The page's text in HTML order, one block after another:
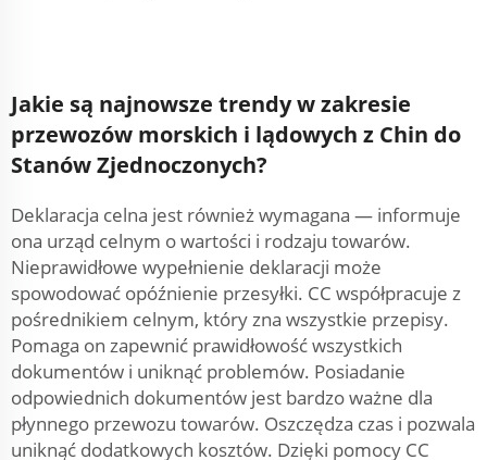
Jakie są najnowsze trendy w zakresie
przewozów morskich i lądowych z Chin do
Stanów Zjednoczonych?
Deklaracja celna jest również wymagana — informuje
ona urząd celnym o wartości i rodzaju towarów.
Nieprawidłowe wypełnienie deklaracji może
spowodować opóźnienie przesyłki. CC współpracuje z
pośrednikiem celnym, który zna wszystkie przepisy.
Pomaga on zapewnić prawidłowość wszystkich
dokumentów i uniknąć problemów. Posiadanie
odpowiednich dokumentów jest bardzo ważne dla
płynnego przewozu towarów. Oszczędza czas i pozwala
uniknąć dodatkowych kosztów. Dzięki pomocy CC